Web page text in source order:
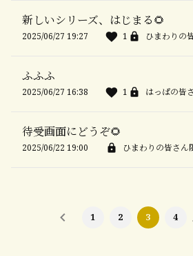
新しいシリーズ、はじまる🌻
2025/06/27 19:27 1 ひまわりの
ふふふ
2025/06/27 16:38 1 はっぱの皆
待受画面にどうぞ🌻
2025/06/22 19:00 ひまわりの皆さん
1 2 3 4